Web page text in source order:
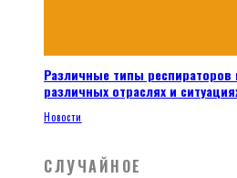
Различные типы респираторов
различных отраслях и
Новости
СЛУЧАЙНОЕ